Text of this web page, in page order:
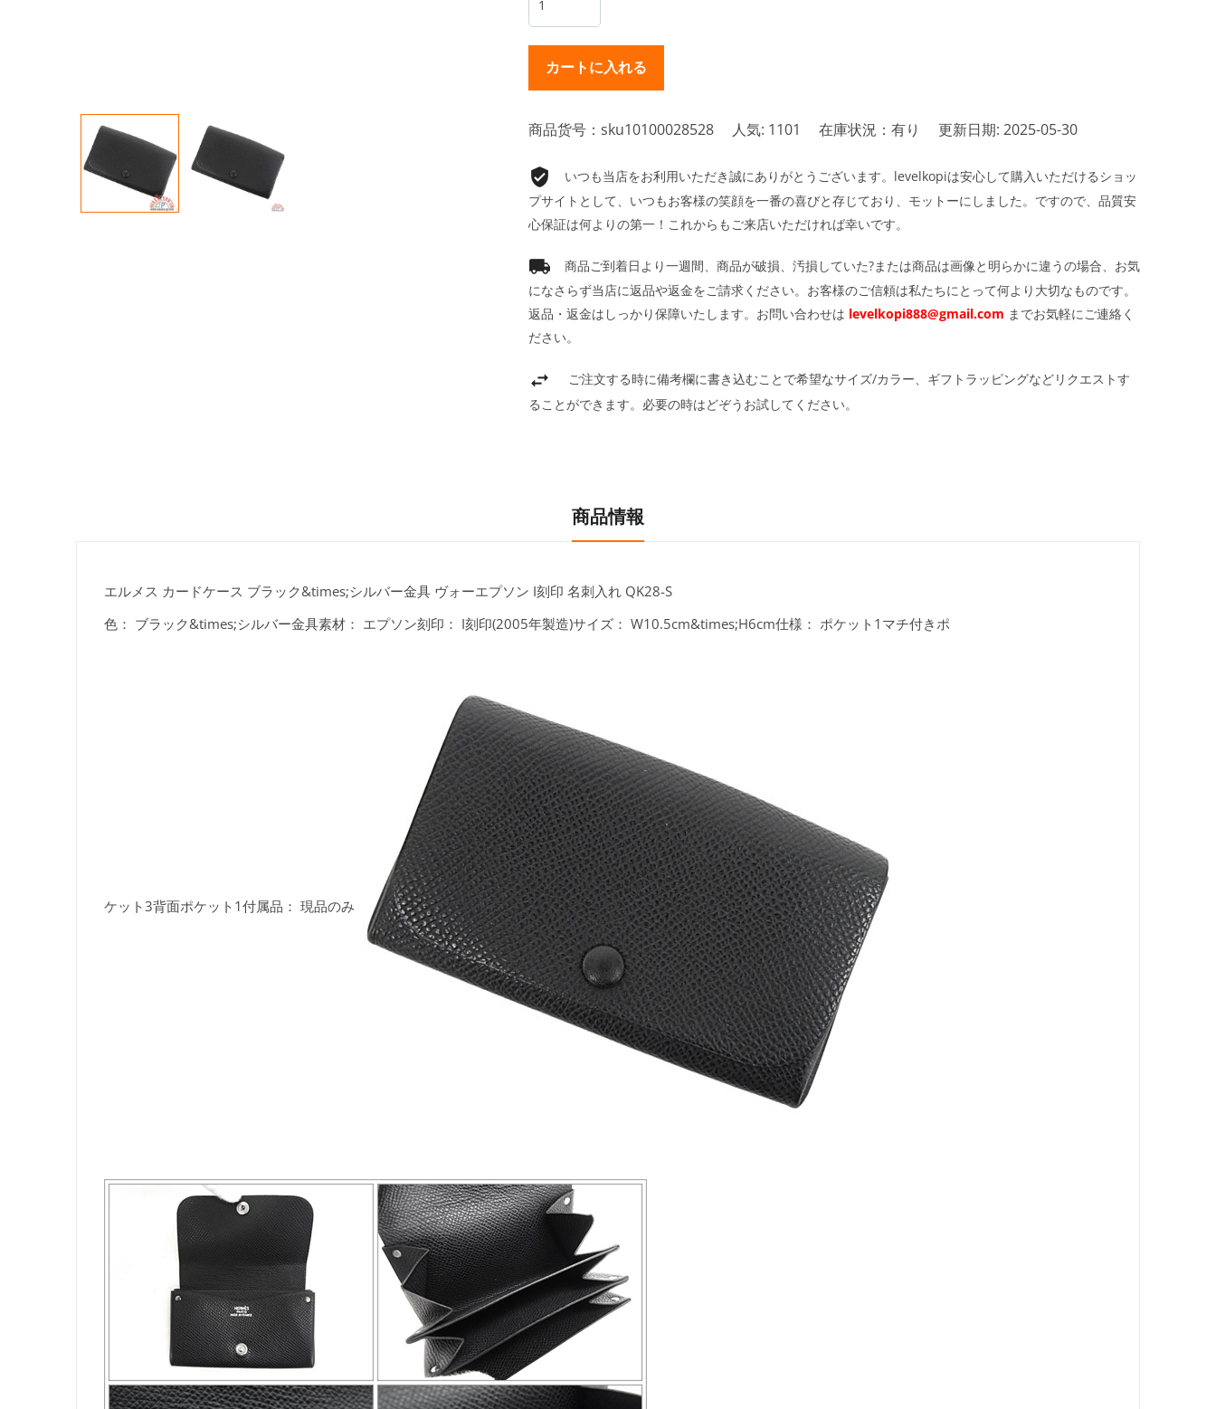
商品货号：sku10100028528 人気: 1101 在庫状況：有り 更新日期: 2025-05-30
いつも当店をお利用いただき誠にありがとうございます。levelkopiは安心して購入いただけるショッ
プサイトとして、いつもお客様の笑顔を一番の喜びと存じており、モットーにしました。ですので、品質安
心保証は何よりの第一！これからもご来店いただければ幸いです。
商品ご到着日より一週間、商品が破損、汚損していた?または商品は画像と明らかに違うの場合、お気
になさらず当店に返品や返金をご請求ください。お客様のご信頼は私たちにとって何より大切なものです。
返品・返金はしっかり保障いたします。お問い合わせは levelkopi888@gmail.com までお気軽にご連絡く
ださい。
ご注文する時に備考欄に書き込むことで希望なサイズ/カラー、ギフトラッピングなどリクエストす
ることができます。必要の時はどぞうお試してください。
商品情報
エルメス カードケース ブラック&times;シルバー金具 ヴォーエプソン I刻印 名刺入れ QK28-S
色： ブラック&times;シルバー金具素材： エプソン刻印： I刻印(2005年製造)サイズ： W10.5cm&times;H6cm仕様： ポケット1マチ付きポ
ケット3背面ポケット1付属品： 現品のみ